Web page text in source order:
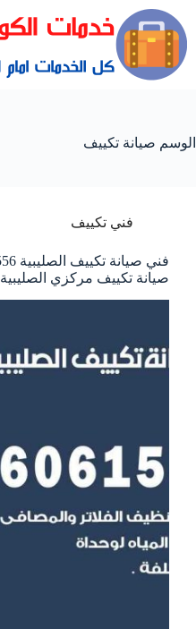
الوسم صيانة تكييف
فني تكييف
صيانة تكييف مركزي الصليبية